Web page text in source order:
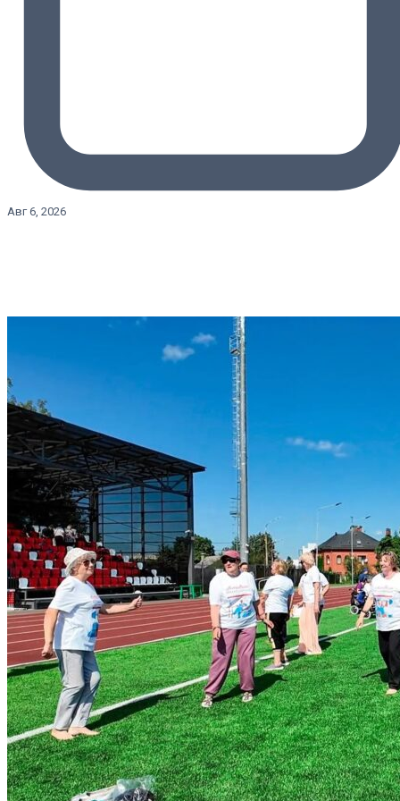
Авг 6, 2026